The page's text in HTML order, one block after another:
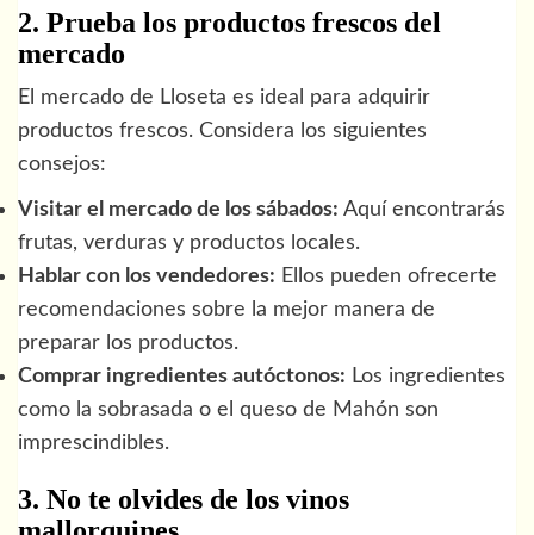
2. Prueba los productos frescos del
mercado
El mercado de Lloseta es ideal para adquirir
productos frescos. Considera los siguientes
consejos:
Visitar el mercado de los sábados: Aquí encontrarás
frutas, verduras y productos locales.
Hablar con los vendedores: Ellos pueden ofrecerte
recomendaciones sobre la mejor manera de
preparar los productos.
Comprar ingredientes autóctonos: Los ingredientes
como la sobrasada o el queso de Mahón son
imprescindibles.
3. No te olvides de los vinos